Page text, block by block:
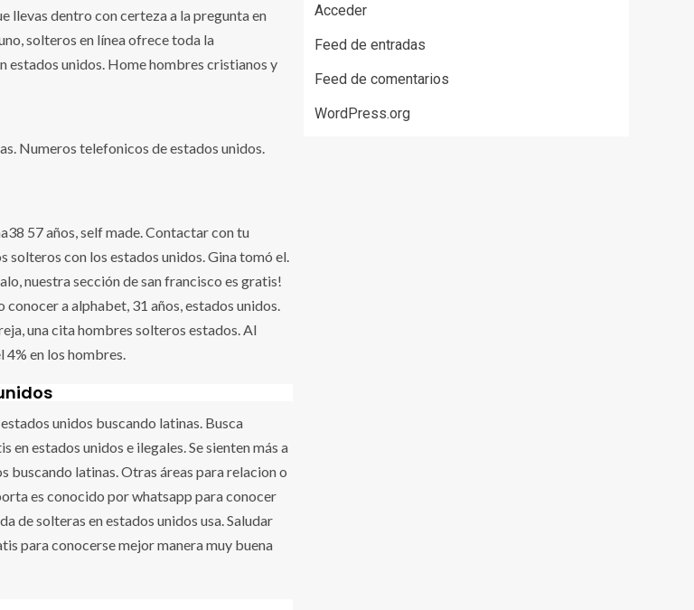
llevas dentro con certeza a la pregunta en
solteros en línea ofrece toda la
estados unidos. Home hombres cristianos y
Numeros telefonicos de estados unidos.
57 años, self made. Contactar con tu
solteros con los estados unidos. Gina tomó el.
nuestra sección de san francisco es gratis!
a alphabet, 31 años, estados unidos.
una cita hombres solteros estados. Al
4% en los hombres.
unidos buscando latinas. Busca
estados unidos e ilegales. Se sienten más a
buscando latinas. Otras áreas para relacion o
es conocido por whatsapp para conocer
de solteras en estados unidos usa. Saludar
para conocerse mejor manera muy buena
Acceder
Feed de entradas
Feed de comentarios
WordPress.org